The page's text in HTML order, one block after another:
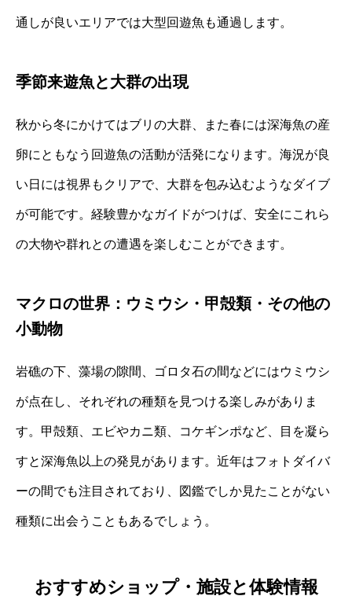
通しが良いエリアでは大型回遊魚も通過します。
季節来遊魚と大群の出現
秋から冬にかけてはブリの大群、また春には深海魚の産
卵にともなう回遊魚の活動が活発になります。海況が良
い日には視界もクリアで、大群を包み込むようなダイブ
が可能です。経験豊かなガイドがつけば、安全にこれら
の大物や群れとの遭遇を楽しむことができます。
マクロの世界：ウミウシ・甲殻類・その他の
小動物
岩礁の下、藻場の隙間、ゴロタ石の間などにはウミウシ
が点在し、それぞれの種類を見つける楽しみがありま
す。甲殻類、エビやカニ類、コケギンポなど、目を凝ら
すと深海魚以上の発見があります。近年はフォトダイバ
ーの間でも注目されており、図鑑でしか見たことがない
種類に出会うこともあるでしょう。
おすすめショップ・施設と体験情報